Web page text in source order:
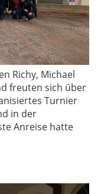
Richy, Michael
freuten sich über
Turnier
in der
Anreise hatte